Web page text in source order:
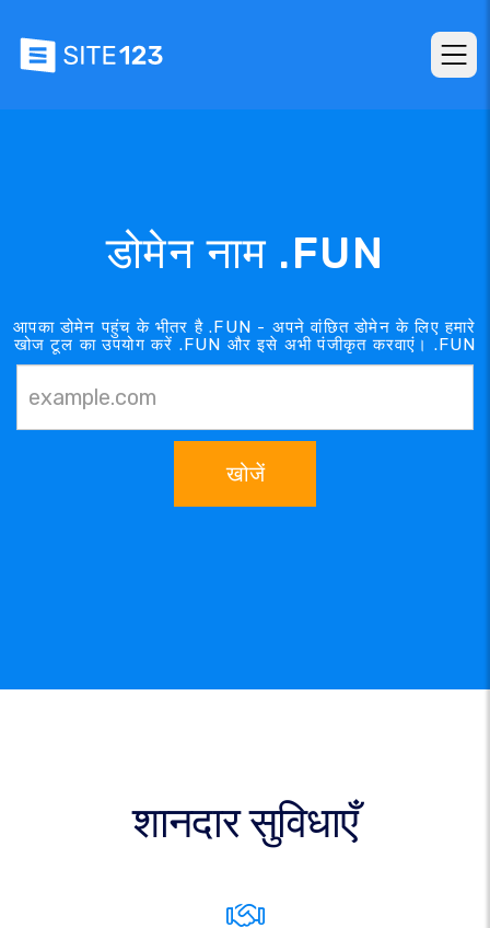
डोमेन नाम .FUN
आपका डोमेन पहुंच के भीतर है .FUN - अपने वांछित डोमेन के लिए हमारे
खोज टूल का उपयोग करें .FUN और इसे अभी पंजीकृत करवाएं। .FUN
खोजें
शानदार सुविधाएँ